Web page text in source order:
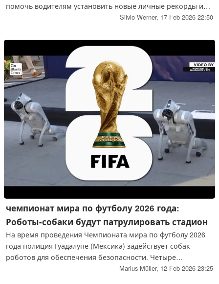
помочь водителям установить новые личные рекорды и
одновременно запечатлеть на видео самый быстрый круг.
пользования, в этом случае пользователям следует
соблюдать все правила дорожного движения и
ограничения скорости.
Silvio Werner, 17 Feb 2026 22:50
чемпионат мира по футболу 2026 года:
Роботы-собаки будут патрулировать стадион
На время проведения Чемпионата мира по футболу 2026
года полиция Гуадалупе (Мексика) задействует собак-
роботов для обеспечения безопасности. Четыре
четвероногих робота, предположительно модели Unitree
Marius Müller, 12 Feb 2026 23:25